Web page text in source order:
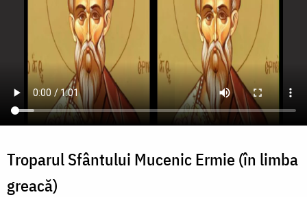
Troparul Sfântului Mucenic Ermie (în limba
greacă)